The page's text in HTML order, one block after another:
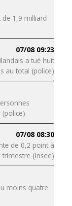
de 1,9 milliard
07/08 09:23
a tué huit
au total (police)
07/08 08:30
de 0,2 point à
(Insee)
moins quatre